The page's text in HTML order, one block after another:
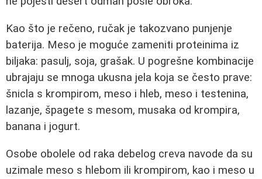
Kao što je rečeno, ručak je takozvano punjenje
baterija. Meso je moguće zameniti proteinima iz
biljaka: pasulj, soja, grašak. U pogrešne kombinacije
ubrajaju se mnoga ukusna jela koja se često prave:
šnicla s krompirom, meso i hleb, meso i testenina,
lazanje, špagete s mesom, musaka od krompira,
banana i jogurt.
Osobe obolele od raka debelog creva navode da su
uzimale meso s hlebom ili krompirom, kao i meso u